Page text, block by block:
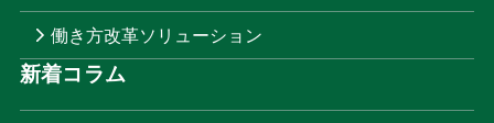
働き方改革ソリューション
新着コラム